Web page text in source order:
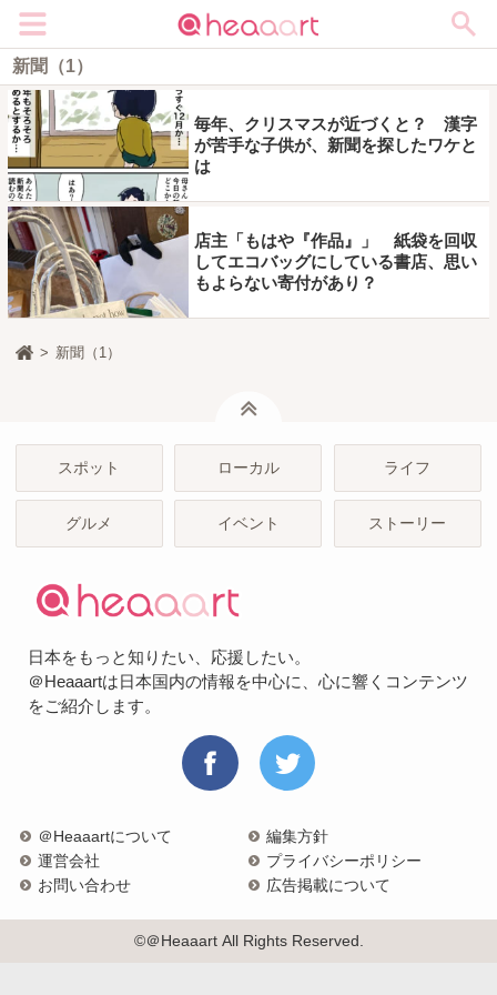
新聞（1）
毎年、クリスマスが近づくと？ 漢字
が苦手な子供が、新聞を探したワケと
は
店主「もはや『作品』」 紙袋を回収
してエコバッグにしている書店、思い
もよらない寄付があり？
新聞（1）
スポット ローカル ライフ
グルメ イベント ストーリー
日本をもっと知りたい、応援したい。
＠Heaaartは日本国内の情報を中心に、心に響くコンテンツ
をご紹介します。
＠Heaaartについて
編集方針
運営会社
プライバシーポリシー
お問い合わせ
広告掲載について
©＠Heaaart All Rights Reserved.